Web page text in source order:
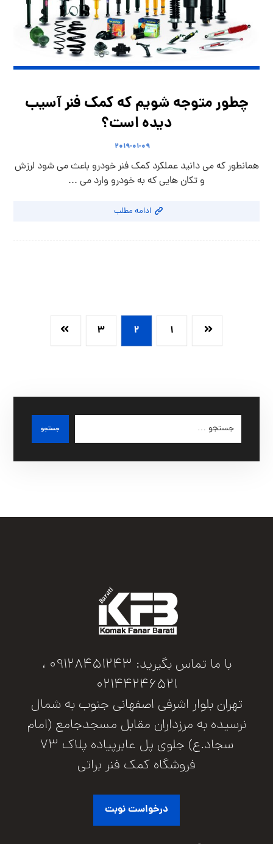
چطور متوجه شویم که کمک فنر آسیب
دیده است؟
۲۰۱۹-۰۱-۰۹
همانطور که می دانید عملکرد کمک فنر خودرو باعث می شود لرزش
و تکان هایی که به خودرو وارد می ...
ادامه مطلب
۱ ۲ ۳
جستجو
با ما تماس بگیرید: 09128451243 ،
02144246521
تهران بلوار اشرفی اصفهانی جنوب به شمال
نرسیده به مرزداران مقابل مسجدجامع (امام
سجاد.ع) جلوی پل عابرپیاده پلاک 73
فروشگاه کمک فنر براتی
درخواست نوبت